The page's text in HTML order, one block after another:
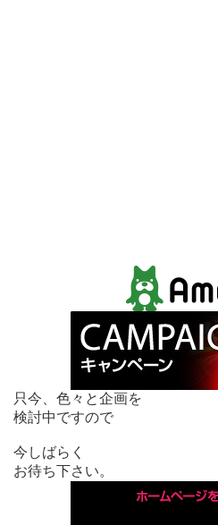
只今、色々と企画を
検討中ですので
今しばらく
お待ち下さい。